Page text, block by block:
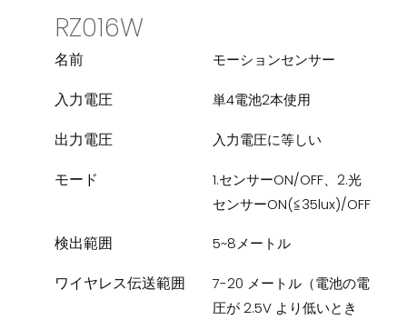
RZ016W
名前 モーションセンサー
入力電圧 単4電池2本使用
出力電圧 入力電圧に等しい
モード
1.センサーON/OFF、2.光
センサーON(≦35lux)/OFF
検出範囲 5~8メートル
ワイヤレス伝送範囲
7-20 メートル（電池の電
圧が 2.5V より低いとき